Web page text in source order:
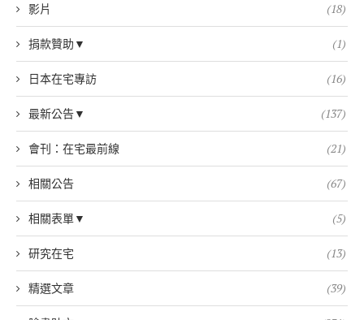
影片 (18)
捐款贊助▼ (1)
日本在宅專訪 (16)
最新公告▼ (137)
會刊：在宅最前線 (21)
相關公告 (67)
相關表單▼ (5)
研究在宅 (13)
精選文章 (39)